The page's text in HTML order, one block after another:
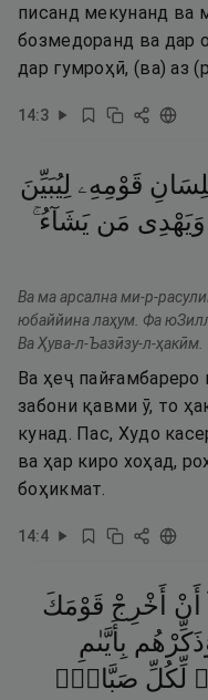
писанд мекунанд ва
бозмедоранд ва дар
дар гумроҳӣ, (ва) аз
14:3
قَوْمِهِۦ لِيُبَيِّنَ
وَيَهْدِى مَن يَشَآءُ ۚ
Ва ма арсална ми-р-
юбаййина лаҳум. Фа
Ва Ҳува-л-Ъазӣзу-л-ҳакӣм.
Ва ҳеҷ
забони қавми ӯ, то
кунад. Пас, Худо
ва ҳар киро хоҳад,
боҳикмат.
14:4
أَنْ أَخْرِجْ قَوْمَكَ
بِأَيَّىٰمِ
لِّكُلِّ صَبَّارٍۢ